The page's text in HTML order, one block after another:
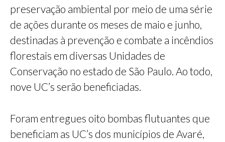
preservação ambiental por meio de uma série
de ações durante os meses de maio e junho,
destinadas à prevenção e combate a incêndios
florestais em diversas Unidades de
Conservação no estado de São Paulo. Ao todo,
nove UC’s serão beneficiadas.
Foram entregues oito bombas flutuantes que
beneficiam as UC’s dos municípios de Avaré,